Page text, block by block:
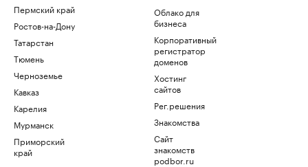
Пермский край
Ростов-на-Дону
Татарстан
Тюмень
Черноземье
Кавказ
Карелия
Мурманск
Приморский
край
Облако для
бизнеса
Корпоративный
регистратор
доменов
Хостинг
сайтов
Рег.решения
Знакомства
Сайт
знакомств
podbor.ru